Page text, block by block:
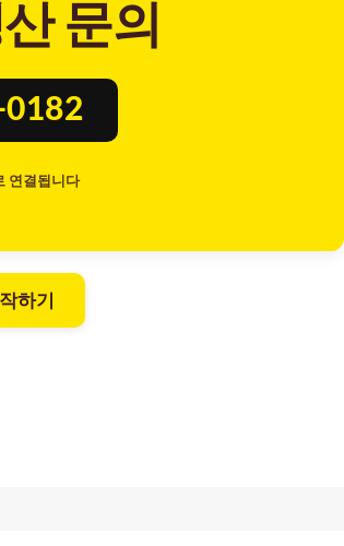
문의
0182
연결됩니다
하기